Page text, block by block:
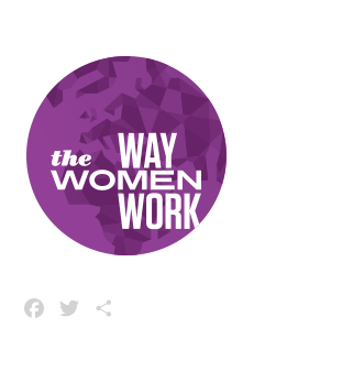
FacebookTwitter